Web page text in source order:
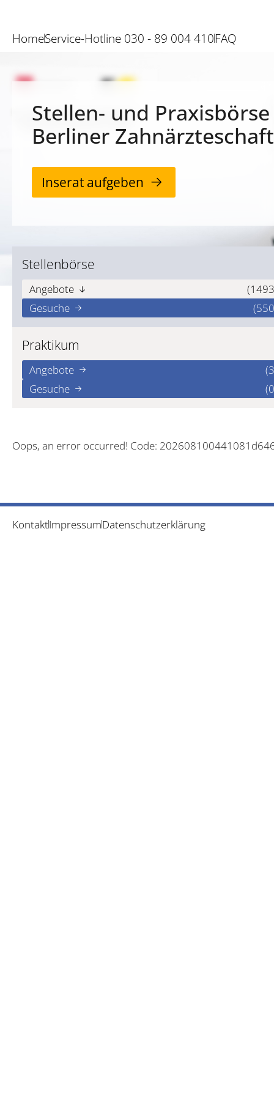
HomeService-Hotline 030 - 89 004 410FAQ
Stellen- und
Berliner Zahnärzteschaft
Inserat aufgeben
Stellenbörse
Angebote
Gesuche
Praktikum
Angebote
Gesuche
Oops, an error occurred! Code:
KontaktImpressumDatenschutzerklärung